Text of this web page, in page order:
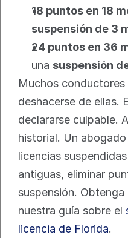
18 puntos en 18
suspensión de 3
24 puntos en 36
una suspensión
Muchos conductores
deshacerse de ellas.
declararse culpable.
historial. Un
licencias
antiguas, eliminar
suspensión.
nuestra guía sobre el
licencia de Florida.